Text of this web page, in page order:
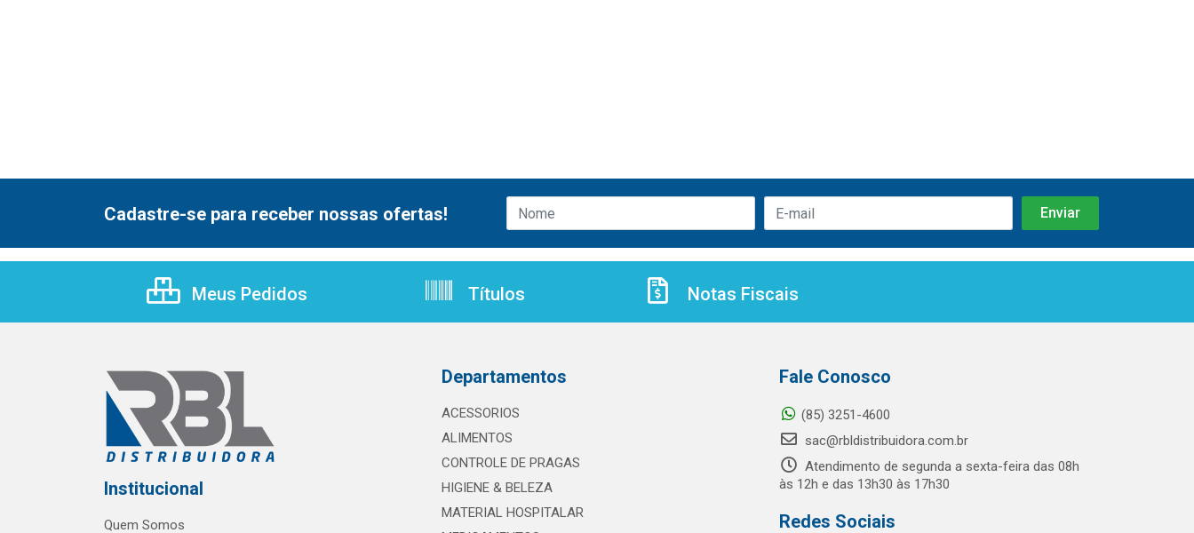
Cadastre-se para receber nossas ofertas!
Meus Pedidos Títulos Notas Fiscais
Institucional
Quem Somos
Departamentos
ACESSORIOS
ALIMENTOS
CONTROLE DE PRAGAS
HIGIENE & BELEZA
MATERIAL HOSPITALAR
Fale Conosco
(85) 3251-4600
sac@rbldistribuidora.com.br
Atendimento de segunda a sexta-feira das 08h
às 12h e das 13h30 às 17h30
Redes Sociais